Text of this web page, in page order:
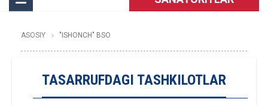
ASOSIY "ISHONCH" BSO
TASARRUFDAGI TASHKILOTLAR